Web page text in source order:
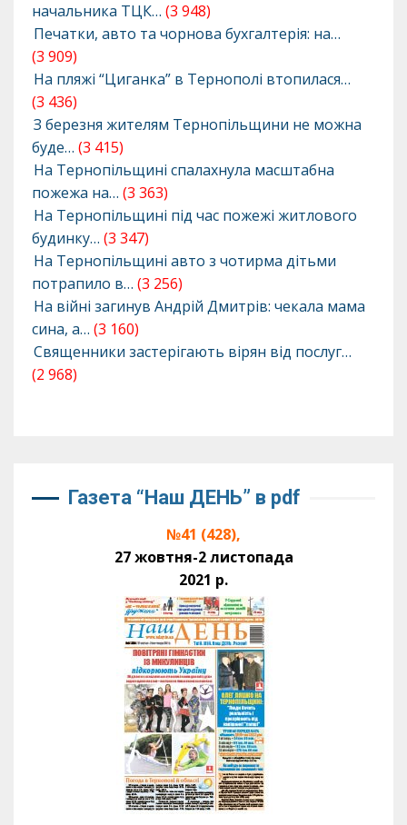
начальника ТЦК… (3 948)
Печатки, авто та чорнова бухгалтерія: на…
(3 909)
На пляжі “Циганка” в Тернополі втопилася…
(3 436)
З березня жителям Тернопільщини не можна
буде… (3 415)
На Тернопільщині спалахнула масштабна
пожежа на… (3 363)
На Тернопільщині під час пожежі житлового
будинку… (3 347)
На Тернопільщині авто з чотирма дітьми
потрапило в… (3 256)
На війні загинув Андрій Дмитрів: чекала мама
сина, а… (3 160)
Священники застерігають вірян від послуг…
(2 968)
Газета “Наш ДЕНЬ” в pdf
№41 (428),
27 жовтня-2 листопада
2021 р.